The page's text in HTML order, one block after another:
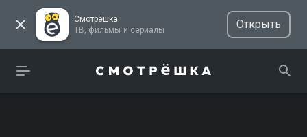
Смотрёшка
ТВ, фильмы и сериалы
Открыть